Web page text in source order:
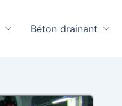
Béton drainant